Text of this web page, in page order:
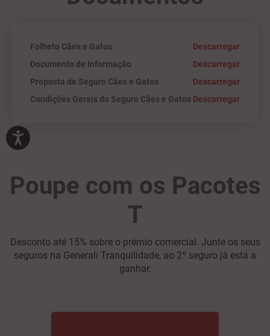
Folheto Cães e Gatos
Descarregar
Documento de Informação
Descarregar
Proposta de Seguro Cães e Gatos
Descarregar
Condições Gerais do Seguro Cães e Gatos Descarregar
Poupe com os Pacotes
T
Desconto até 15% sobre o prémio comercial. Junte os seus
seguros na Generali Tranquilidade, ao 2º seguro já está a
ganhar.